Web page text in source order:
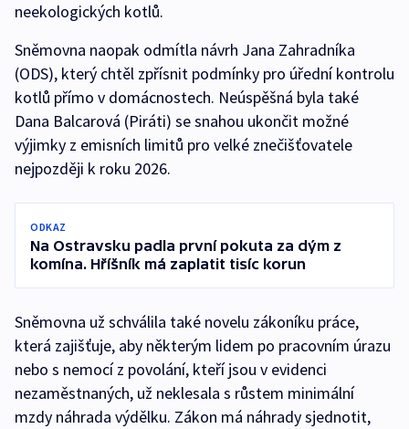
neekologických kotlů.
Sněmovna naopak odmítla návrh Jana Zahradníka
(ODS), který chtěl zpřísnit podmínky pro úřední kontrolu
kotlů přímo v domácnostech. Neúspěšná byla také
Dana Balcarová (Piráti) se snahou ukončit možné
výjimky z emisních limitů pro velké znečišťovatele
nejpozději k roku 2026.
ODKAZ
Na Ostravsku padla první pokuta za dým z
komína. Hříšník má zaplatit tisíc korun
Sněmovna už schválila také novelu zákoníku práce,
která zajišťuje, aby některým lidem po pracovním úrazu
nebo s nemocí z povolání, kteří jsou v evidenci
nezaměstnaných, už neklesala s růstem minimální
mzdy náhrada výdělku. Zákon má náhrady sjednotit,